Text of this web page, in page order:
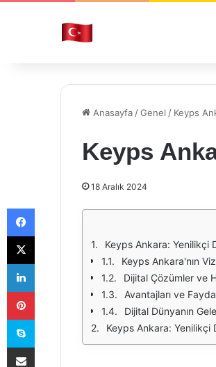
Anasayfa /Genel / Keyps
Keyps
18 Aralık 2024
Keyps Ankara: Yenilikçi
Keyps Ankara'nın
Dijital Çözümler ve
Avantajları ve
Dijital Dünyanın
Keyps Ankara: Yenilikçi
Facebook
X
LinkedIn
Pinterest
Skype
E-Posta ile paylaş